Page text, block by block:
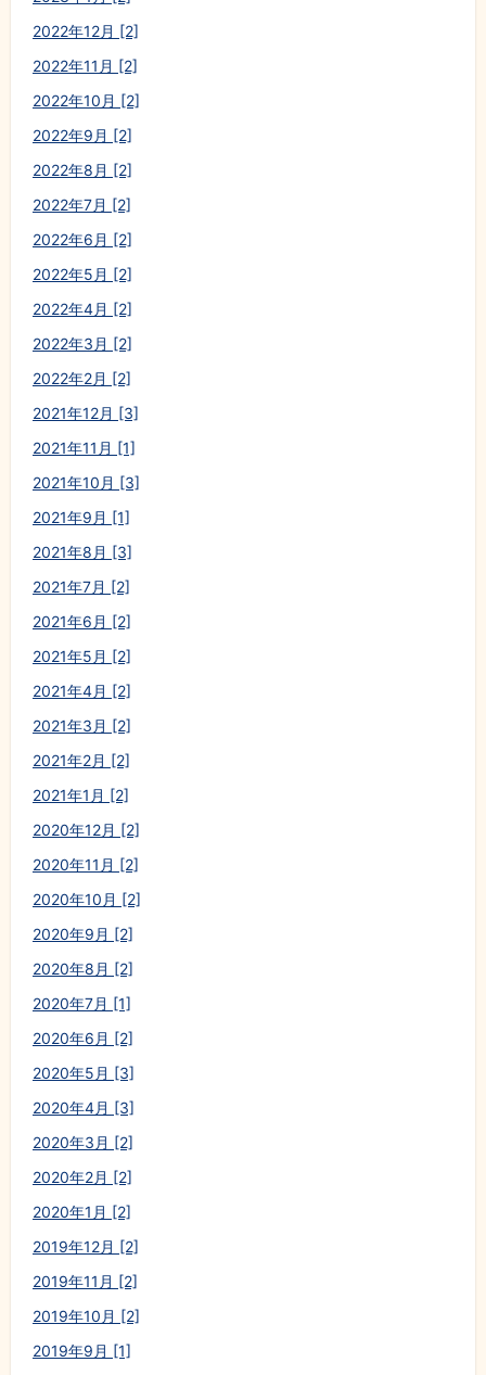
2022年12月 [2]
2022年11月 [2]
2022年10月 [2]
2022年9月 [2]
2022年8月 [2]
2022年7月 [2]
2022年6月 [2]
2022年5月 [2]
2022年4月 [2]
2022年3月 [2]
2022年2月 [2]
2021年12月 [3]
2021年11月 [1]
2021年10月 [3]
2021年9月 [1]
2021年8月 [3]
2021年7月 [2]
2021年6月 [2]
2021年5月 [2]
2021年4月 [2]
2021年3月 [2]
2021年2月 [2]
2021年1月 [2]
2020年12月 [2]
2020年11月 [2]
2020年10月 [2]
2020年9月 [2]
2020年8月 [2]
2020年7月 [1]
2020年6月 [2]
2020年5月 [3]
2020年4月 [3]
2020年3月 [2]
2020年2月 [2]
2020年1月 [2]
2019年12月 [2]
2019年11月 [2]
2019年10月 [2]
2019年9月 [1]